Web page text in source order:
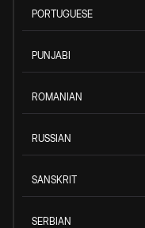
PORTUGUESE
PUNJABI
ROMANIAN
RUSSIAN
SANSKRIT
SERBIAN